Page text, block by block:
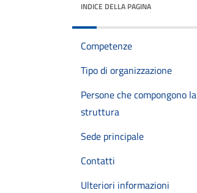
INDICE DELLA PAGINA
Competenze
Tipo di organizzazione
Persone che compongono la
struttura
Sede principale
Contatti
Ulteriori informazioni